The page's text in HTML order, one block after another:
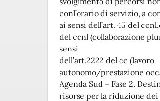
conl’orario di servizio, a
ai sensi dell’art. 45 del
del ccnl (collaborazione
sensi
dell’art.2222 del cc (lavoro
autonomo/prestazione
Agenda Sud – Fase 2.
risorse per la riduzione